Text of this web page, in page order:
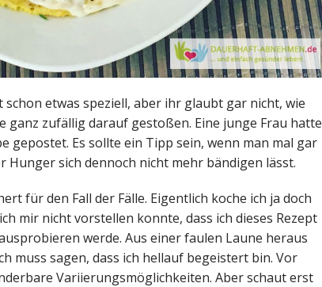
etwas speziell, aber ihr glaubt gar nicht, wie
ganz zufällig darauf gestoßen. Eine junge Frau hatte
gepostet. Es sollte ein Tipp sein, wenn man mal gar
Hunger sich dennoch nicht mehr bändigen lässt.
für den Fall der Fälle. Eigentlich koche ich ja doch
mir nicht vorstellen konnte, dass ich dieses Rezept
werde. Aus einer faulen Laune heraus
muss sagen, dass ich hellauf begeistert bin. Vor
Variierungsmöglichkeiten. Aber schaut erst